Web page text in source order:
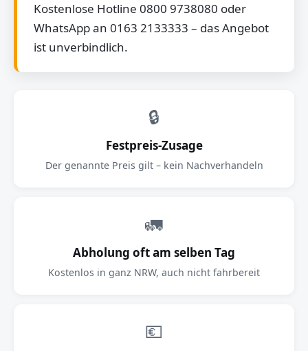
Kostenlose Hotline 0800 9738080 oder
WhatsApp an 0163 2133333 – das Angebot
ist unverbindlich.
🔒
Festpreis-Zusage
Der genannte Preis gilt – kein Nachverhandeln
🚛
Abholung oft am selben Tag
Kostenlos in ganz NRW, auch nicht fahrbereit
💶